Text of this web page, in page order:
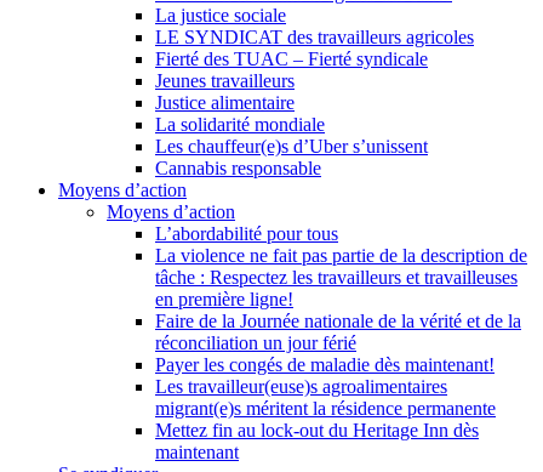
La justice sociale
LE SYNDICAT des travailleurs agricoles
Fierté des TUAC – Fierté syndicale
Jeunes travailleurs
Justice alimentaire
La solidarité mondiale
Les chauffeur(e)s d’Uber s’unissent
Cannabis responsable
Moyens d’action
Moyens d’action
L’abordabilité pour tous
La violence ne fait pas partie de la description de
tâche : Respectez les travailleurs et travailleuses
en première ligne!
Faire de la Journée nationale de la vérité et de la
réconciliation un jour férié
Payer les congés de maladie dès maintenant!
Les travailleur(euse)s agroalimentaires
migrant(e)s méritent la résidence permanente
Mettez fin au lock-out du Heritage Inn dès
maintenant